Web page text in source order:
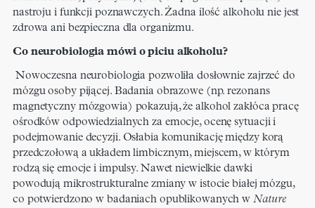
nastroju i funkcji poznawczych. Żadna ilość alkoholu nie jest
zdrowa ani bezpieczna dla organizmu.
Co neurobiologia mówi o piciu alkoholu?
Nowoczesna neurobiologia pozwoliła dosłownie zajrzeć do
mózgu osoby pijącej. Badania obrazowe (np. rezonans
magnetyczny mózgowia) pokazują, że alkohol zakłóca pracę
ośrodków odpowiedzialnych za emocje, ocenę sytuacji i
podejmowanie decyzji. Osłabia komunikację między korą
przedczołową a układem limbicznym, miejscem, w którym
rodzą się emocje i impulsy. Nawet niewielkie dawki
powodują mikrostrukturalne zmiany w istocie białej mózgu,
co potwierdzono w badaniach opublikowanych wNature